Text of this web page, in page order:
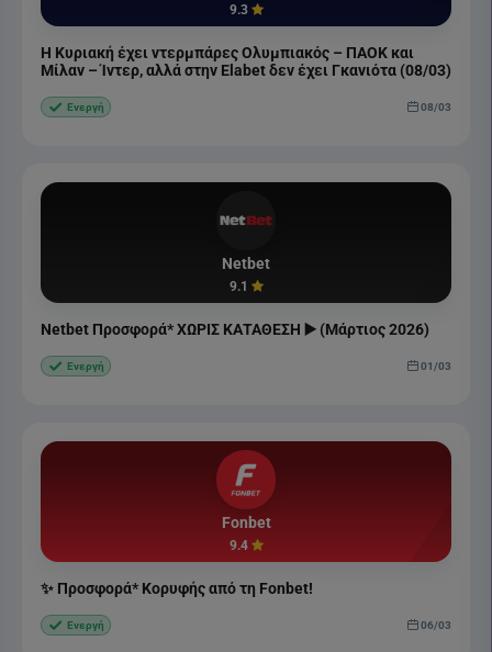
9.3
Η Κυριακή έχει ντερμπάρες Ολυμπιακός – ΠΑΟΚ και
Μίλαν – Ίντερ, αλλά στην Elabet δεν έχει Γκανιότα (08/03)
Ενεργή 08/03
Netbet
9.1
Netbet Προσφορά* ΧΩΡΙΣ ΚΑΤΑΘΕΣΗ ▶️ (Μάρτιος 2026)
Ενεργή 01/03
Fonbet
9.4
✨ Προσφορά* Κορυφής από τη Fonbet!
Ενεργή 06/03